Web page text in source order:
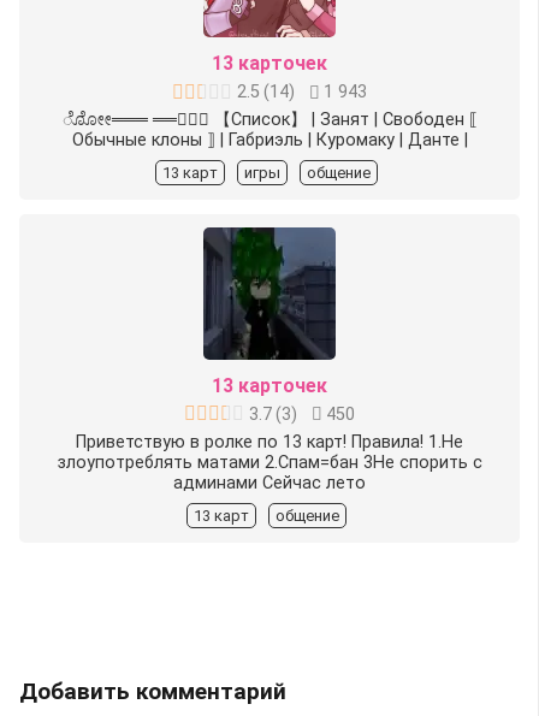
13 карточек
2.5 (14)
1 943
ೋೋ═══ ═══ೋೋ 【Список】 | Занят ︎| Свободен ⟦
Обычные клоны ⟧ ︎| Габриэль ︎| Куромаку ︎| Данте ︎|
13 карт игры общение
13 карточек
3.7(3)
450
Приветствую в ролке по 13 карт! Правила! 1.Не
злоупотреблять матами 2.Спам=бан 3Не спорить с
админами Сейчас лето
13 карт общение
Добавить комментарий